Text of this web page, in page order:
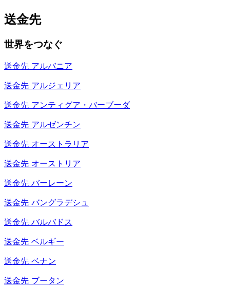
送金先
世界をつなぐ
送金先 アルバニア
送金先 アルジェリア
送金先 アンティグア・バーブーダ
送金先 アルゼンチン
送金先 オーストラリア
送金先 オーストリア
送金先 バーレーン
送金先 バングラデシュ
送金先 バルバドス
送金先 ベルギー
送金先 ベナン
送金先 ブータン